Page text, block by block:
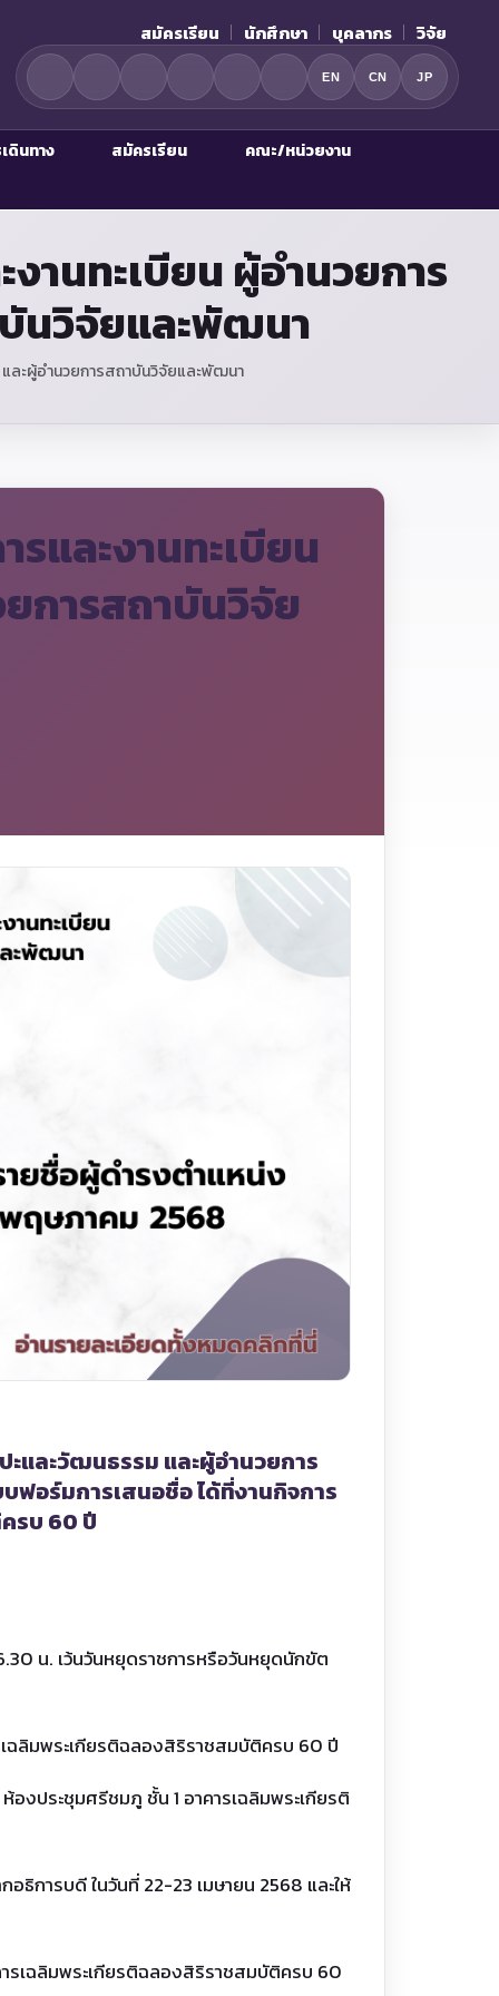
สมัครเรียน นักศึกษา บุคลากร วิจัย
EN CN JP
ดินทาง สมัครเรียน
คณะ/หน่วยงาน
านทะเบียน ผู้อำนวยการ
นวิจัยและพัฒนา
ละผู้อำนวยการสถาบันวิจัยและพัฒนา
และงานทะเบียน
การสถาบันวิจัย
และวัฒนธรรม และผู้อำนวยการ
อร์มการเสนอชื่อ ได้ที่งานกิจการ
รบ 60 ปี
น. เว้นวันหยุดราชการหรือวันหยุดนักขัต
ฉลิมพระเกียรติฉลองสิริราชสมบัติครบ 60 ปี
งประชุมศรีชมภู ชั้น 1 อาคารเฉลิมพระเกียรติ
การบดี ในวันที่ 22-23 เมษายน 2568 และให้
เฉลิมพระเกียรติฉลองสิริราชสมบัติครบ 60